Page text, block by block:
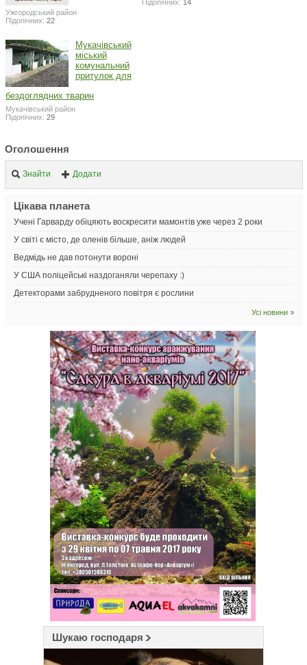
Ужгородський район
Підопічних: 22
Підопічних: 14
Мукачівський
міський
комунальний
притулок для
бездоглядних тварин
Мукачівський район
Підопічних: 29
Оголошення
Знайти Додати
Цікава планета
Учені Гарварду обіцяють воскресити мамонтів уже через 2 роки
У світі є місто, де оленів більше, аніж людей
Ведмідь не дав потонути вороні
У США поліцейські наздоганяли черепаху :)
Детекторами забрудненого повітря є рослини
Усі новини
Шукаю господаря